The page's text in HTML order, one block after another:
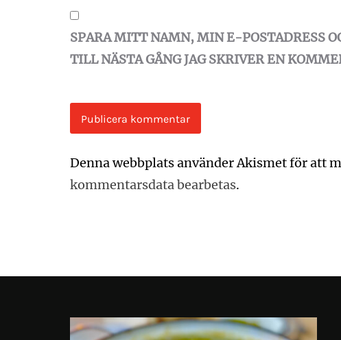
SPARA MITT NAMN, MIN E-POSTADRESS
TILL NÄSTA GÅNG JAG SKRIVER EN
Denna webbplats använder Akismet för att
kommentarsdata bearbetas.